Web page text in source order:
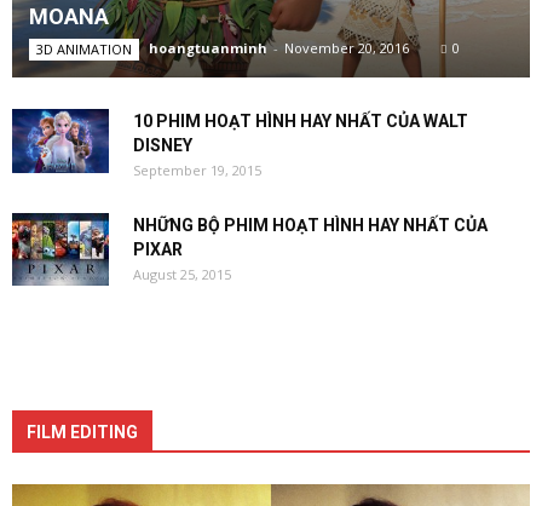
MOANA
3D ANIMATION hoangtuanminh - November 20, 2016 0
10 PHIM HOẠT HÌNH HAY NHẤT CỦA WALT
DISNEY
September 19, 2015
NHỮNG BỘ PHIM HOẠT HÌNH HAY NHẤT CỦA
PIXAR
August 25, 2015
FILM EDITING